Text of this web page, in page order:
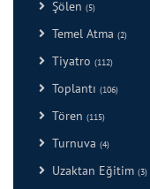
Şölen (5)
Temel Atma (2)
Tiyatro (112)
Toplantı (106)
Tören (115)
Turnuva (4)
Uzaktan Eğitim (3)